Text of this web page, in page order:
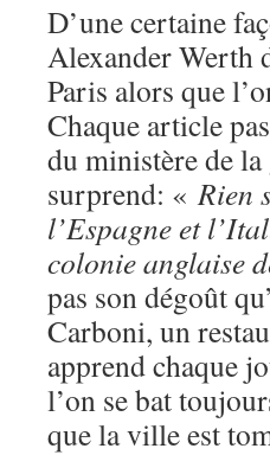
D’une certaine
Alexander Werth
Paris alors que
Chaque article
du ministère de
surprend: «Rien
l’Espagne et
colonie anglaise
pas son dégoût
Carboni, un
apprend chaque
l’on se bat
que la ville est